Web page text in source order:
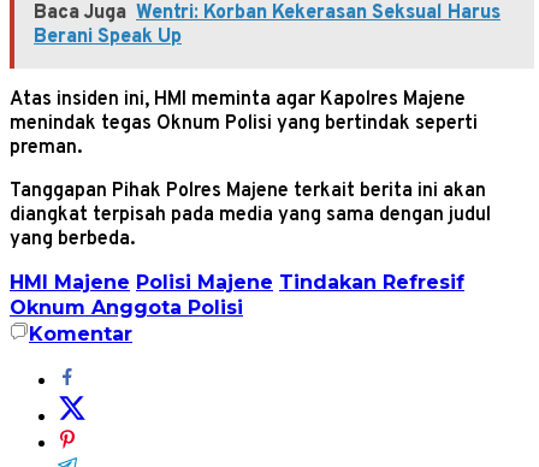
Baca Juga Wentri: Korban Kekerasan Seksual Harus
Berani Speak Up
Atas insiden ini, HMI meminta agar Kapolres Majene
menindak tegas Oknum Polisi yang bertindak seperti
preman.
Tanggapan Pihak Polres Majene terkait berita ini akan
diangkat terpisah pada media yang sama dengan judul
yang berbeda.
HMI Majene Polisi Majene Tindakan Refresif
Oknum Anggota Polisi
Komentar